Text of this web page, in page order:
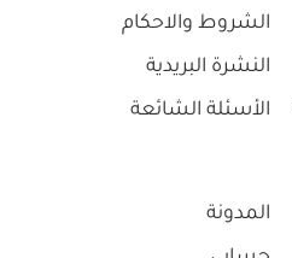
الشروط والاحكام
النشرة البريدية
الأسئلة الشائعة
المدونة